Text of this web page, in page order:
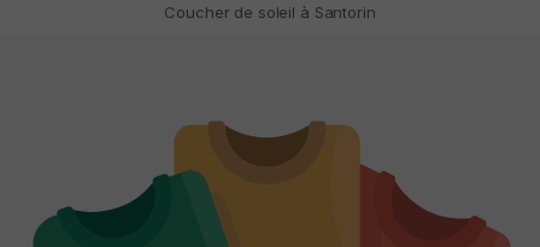
Coucher de soleil à Santorin